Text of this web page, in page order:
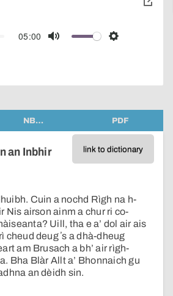
05:00
Mute Settings
toggle
NB… PDF
link to dictionary
an Inbhir
Cuin a nochd Rìgh na h-
Nis airson ainm a chur ri co-
Uill, tha e a’ dol air ais
cheud deug ʼs a dhà-dheug
am Brusach a bh’ air rìgh-
Bha Blàr Allt a’ Bhonnaich gu
an dèidh sin.